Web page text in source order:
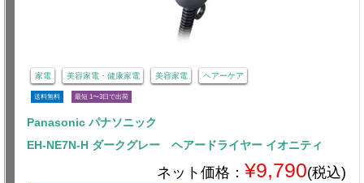
家電 美容家電・健康家電 美容家電 ヘアーケア
送料無料 最短 1〜3日で出荷
Panasonic パナソニック
EH-NE7N-H ダークグレー ヘアードライヤー イオニティ
ネット価格： ¥9,790(税込)